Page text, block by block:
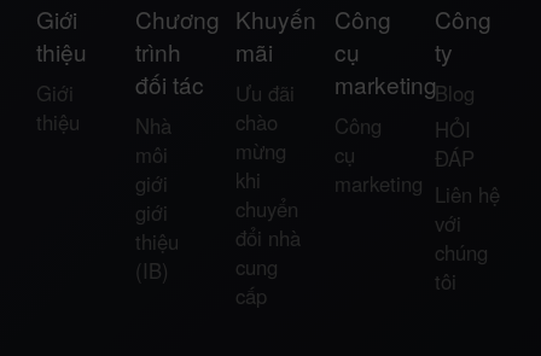
Giới
thiệu
Giới
thiệu
Chương
trình
đối tác
Nhà
môi
giới
giới
thiệu
(IB)
Khuyến
mãi
Ưu đãi
chào
mừng
khi
chuyển
đổi nhà
cung
cấp
Công
cụ
marketing
Công
cụ
marketing
Công
ty
Blog
HỎI
ĐÁP
Liên hệ
với
chúng
tôi